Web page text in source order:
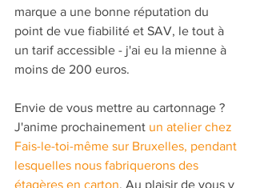
marque a une bonne réputation du
point de vue fiabilité et SAV, le tout à
un tarif accessible - j'ai eu la mienne à
moins de 200 euros.
Envie de vous mettre au cartonnage ?
J'anime prochainement un atelier chez
Fais-le-toi-même sur Bruxelles, pendant
lesquelles nous fabriquerons des
étagères en carton. Au plaisir de vous y